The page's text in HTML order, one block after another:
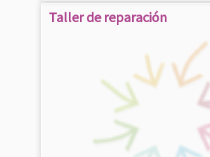
Taller de reparación